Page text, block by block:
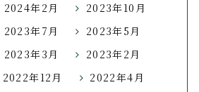
2024年2月
2023年10月
2023年7月
2023年5月
2023年3月
2023年2月
2022年12月
2022年4月